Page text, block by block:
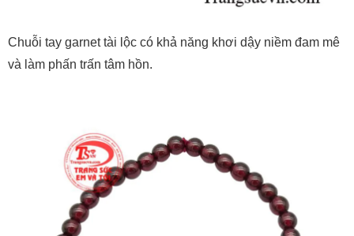
Chuỗi tay garnet tài lộc có khả năng khơi dậy niềm đam mê
và làm phấn trấn tâm hồn.